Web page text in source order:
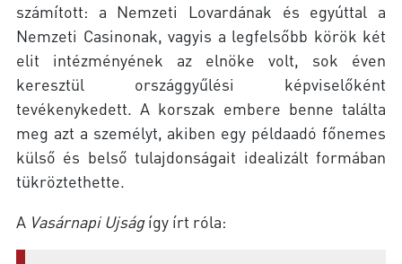
számított: a Nemzeti Lovardának és egyúttal a
Nemzeti Casinonak, vagyis a legfelsőbb körök két
elit intézményének az elnöke volt, sok éven
keresztül országgyűlési képviselőként
tevékenykedett. A korszak embere benne találta
meg azt a személyt, akiben egy példaadó főnemes
külső és belső tulajdonságait idealizált formában
tükröztethette.
A Vasárnapi Ujságígy írt róla: